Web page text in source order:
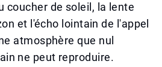
coucher de soleil, la lente
et l'écho lointain de l'appel
atmosphère que nul
ne peut reproduire.